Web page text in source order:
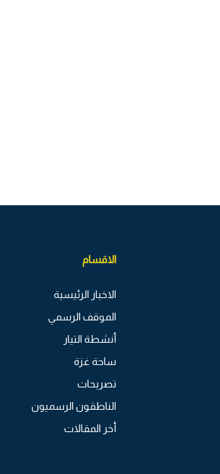
الاقسام
الاخبار الرئيسية
الموقف الرسمي
أنشطة التيار
ساحة غزة
تصريحات
الناطقون الرسميون
أخر المقالات